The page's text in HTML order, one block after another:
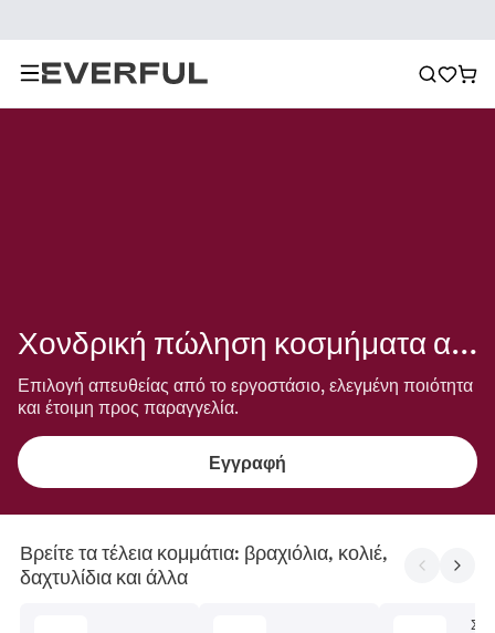
Χονδρική πώληση κοσμήματα από φύλλα σφενδάμου
Επιλογή απευθείας από το εργοστάσιο, ελεγμένη ποιότητα
και έτοιμη προς παραγγελία.
Εγγραφή
Βρείτε τα τέλεια κομμάτια: βραχιόλια, κολιέ,
δαχτυλίδια και άλλα
Σετ